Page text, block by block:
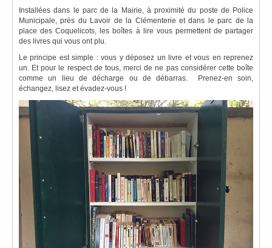
Installées dans le parc de la Mairie, à proximité du poste de Police
Municipale, près du Lavoir de la Clémenterie et dans le parc de la
place des Coquelicots, les boîtes à lire vous permettent de partager
des livres qui vous ont plu.
Le principe est simple : vous y déposez un livre et vous en reprenez
un. Et pour le respect de tous, merci de ne pas considérer cette boîte
comme un lieu de décharge ou de débarras. Prenez-en soin,
échangez, lisez et évadez-vous !